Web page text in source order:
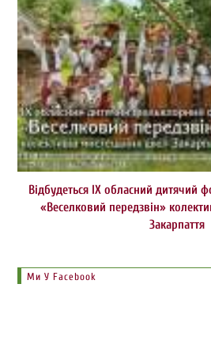
Відбудеться ІХ обласний дитячий
«Веселковий передзвін»
Закарпаття
Ми У Facebook